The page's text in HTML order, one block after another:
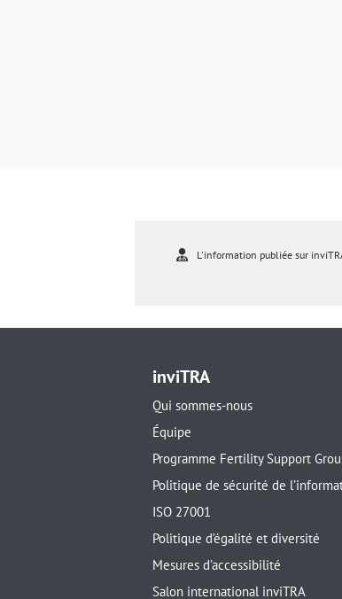
L'information publiée sur
inviTRA
Qui sommes-nous
Équipe
Programme Fertility Support
Politique de sécurité de
ISO 27001
Politique d’égalité et diversité
Mesures d’accessibilité
Salon international inviTRA